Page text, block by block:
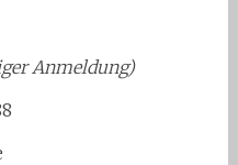
Anmeldung)